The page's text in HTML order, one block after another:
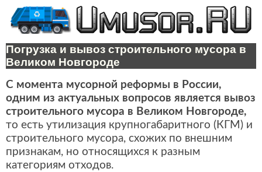
Погрузка и вывоз строительного мусора в
Великом Новгороде
С момента мусорной реформы в России,
одним из актуальных вопросов является вывоз
строительного мусора в Великом Новгороде,
то есть утилизация крупногабаритного (КГМ) и
строительного мусора, схожих по внешним
признакам, но относящихся к разным
категориям отходов.